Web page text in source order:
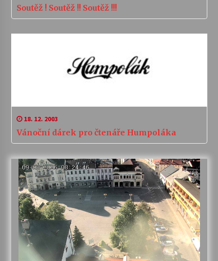
Soutěž ! Soutěž !! Soutěž !!!
18. 12. 2003
Vánoční dárek pro čtenáře Humpoláka